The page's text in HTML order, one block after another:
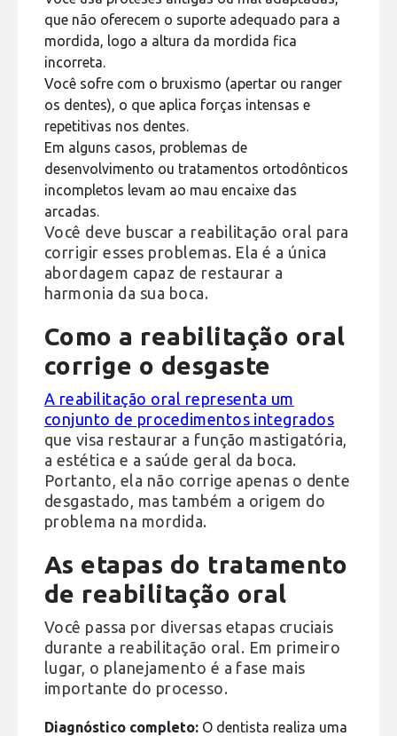
que não oferecem o suporte adequado para a
mordida, logo a altura da mordida fica
incorreta.
Você sofre com o bruxismo (apertar ou ranger
os dentes), o que aplica forças intensas e
repetitivas nos dentes.
Em alguns casos, problemas de
desenvolvimento ou tratamentos ortodônticos
incompletos levam ao mau encaixe das
arcadas.
Você deve buscar a reabilitação oral para
corrigir esses problemas. Ela é a única
abordagem capaz de restaurar a
harmonia da sua boca.
Como a reabilitação oral
corrige o desgaste
A reabilitação oral representa um
conjunto de procedimentos integrados
que visa restaurar a função mastigatória,
a estética e a saúde geral da boca.
Portanto, ela não corrige apenas o dente
desgastado, mas também a origem do
problema na mordida.
As etapas do tratamento
de reabilitação oral
Você passa por diversas etapas cruciais
durante a reabilitação oral. Em primeiro
lugar, o planejamento é a fase mais
importante do processo.
Diagnóstico completo: O dentista realiza uma